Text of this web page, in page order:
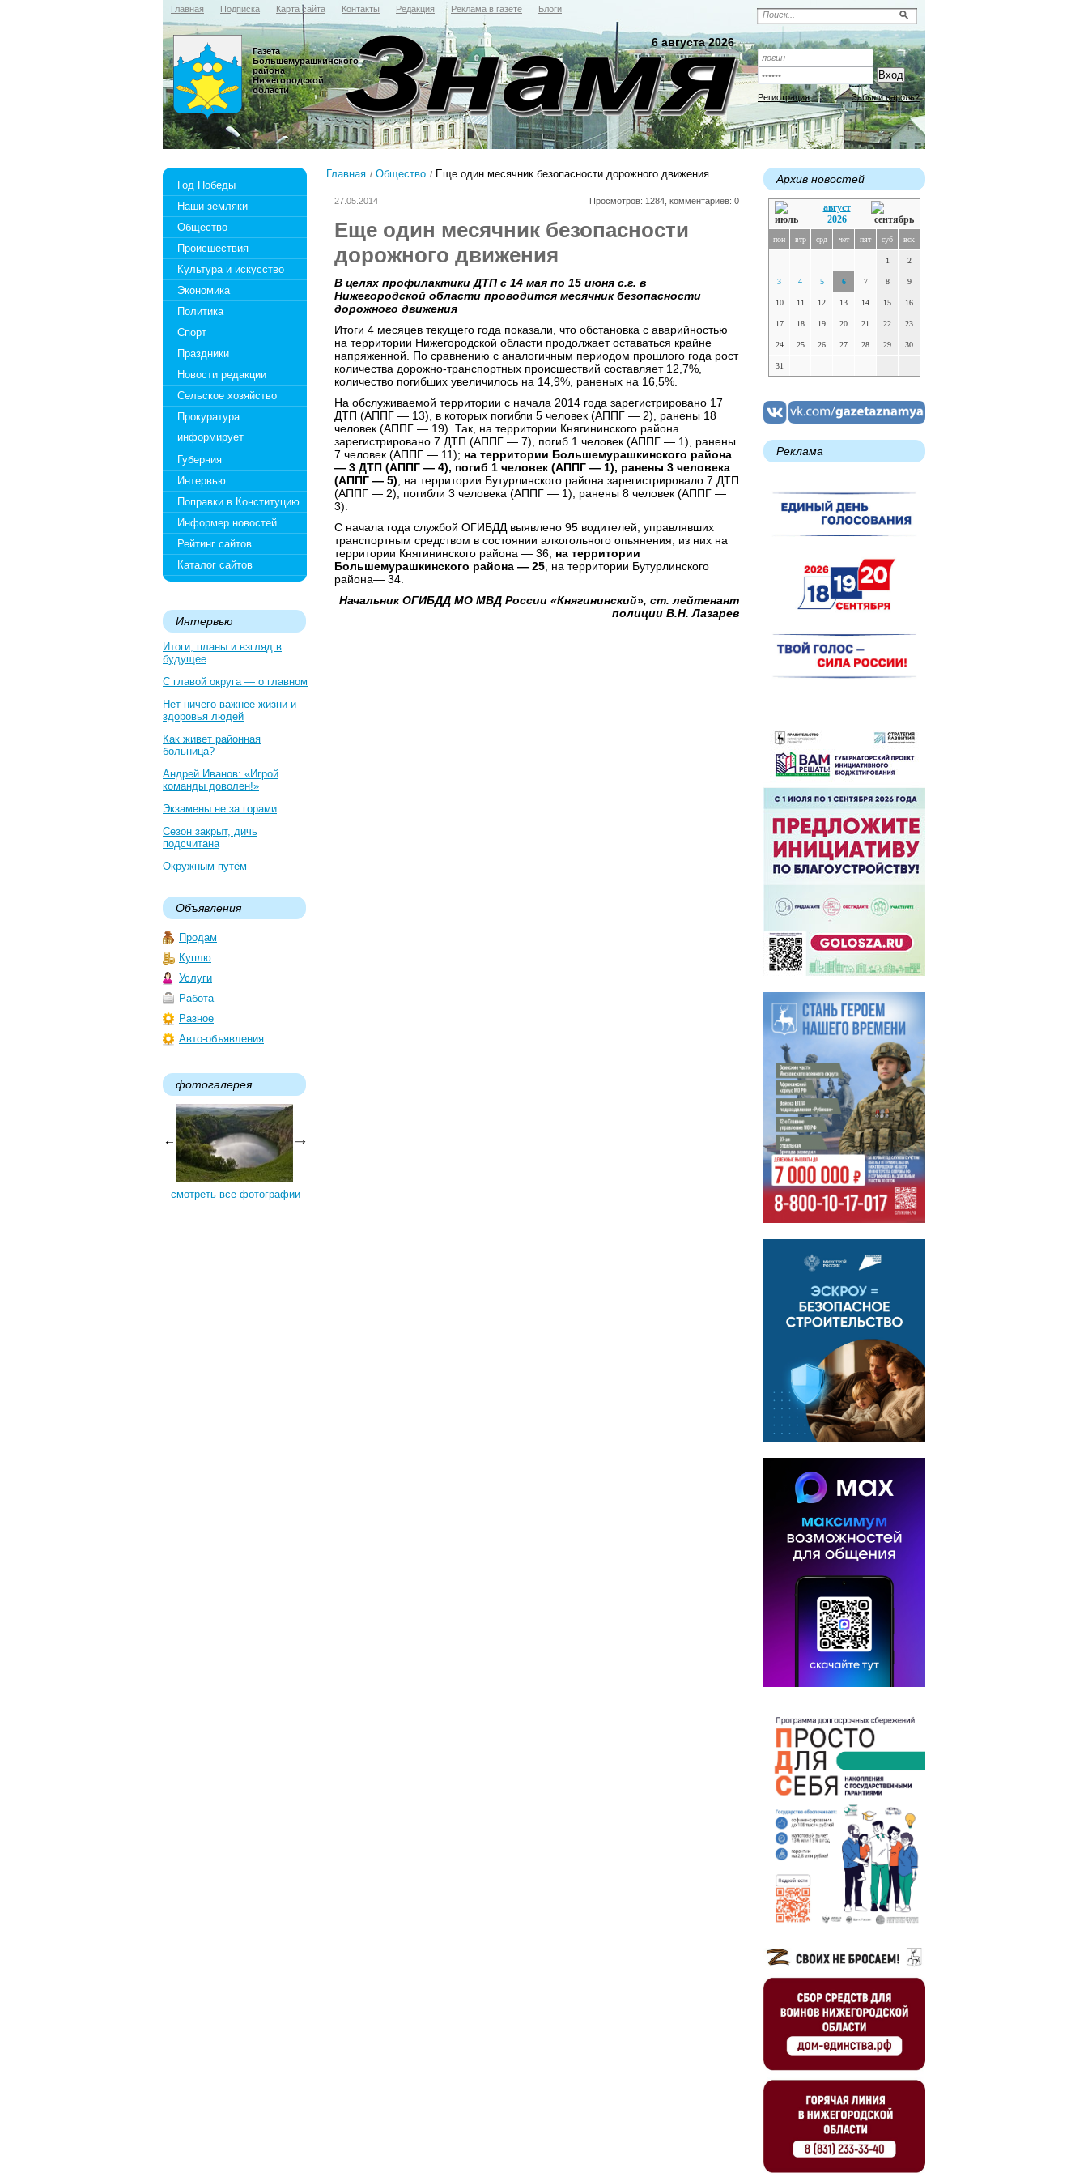
Главная Подписка Карта сайта Контакты Редакция Реклама в газете Блоги
Регистрация Забыли пароль?
6 августа 2026
Газета
Большемурашкинского
района
Нижегородской
области
Год Победы
Наши земляки
Общество
Происшествия
Культура и искусство
Экономика
Политика
Спорт
Праздники
Новости редакции
Сельское хозяйство
Прокуратура
информирует
Губерния
Интервью
Поправки в Конституцию
Информер новостей
Рейтинг сайтов
Каталог сайтов
Интервью
Итоги, планы и взгляд в
будущее
С главой округа — о главном
Нет ничего важнее жизни и
здоровья людей
Как живет районная
больница?
Андрей Иванов: «Игрой
команды доволен!»
Экзамены не за горами
Сезон закрыт, дичь
подсчитана
Окружным путём
Объявления
Продам
Куплю
Услуги
Работа
Разное
Авто-объявления
фотогалерея
смотреть все фотографии
Главная Общество Еще один месячник безопасности дорожного движения
27.05.2014 Просмотров: 1284, комментариев: 0
Еще один месячник безопасности
дорожного движения
В целях профилактики ДТП с 14 мая по 15 июня с.г. в
Нижегородской области проводится месячник безопасности
дорожного движения
Итоги 4 месяцев текущего года показали, что обстановка с аварийностью
на территории Нижегородской области продолжает оставаться крайне
напряженной. По сравнению с аналогичным периодом прошлого года рост
количества дорожно-транспортных происшествий составляет 12,7%,
количество погибших увеличилось на 14,9%, раненых на 16,5%.
На обслуживаемой территории с начала 2014 года зарегистрировано 17
ДТП (АППГ — 13), в которых погибли 5 человек (АППГ — 2), ранены 18
человек (АППГ — 19). Так, на территории Княгининского района
зарегистрировано 7 ДТП (АППГ — 7), погиб 1 человек (АППГ — 1), ранены
7 человек (АППГ — 11); на территории Большемурашкинского района
— 3 ДТП (АППГ — 4), погиб 1 человек (АППГ — 1), ранены 3 человека
(АППГ — 5); на территории Бутурлинского района зарегистрировало 7 ДТП
(АППГ — 2), погибли 3 человека (АППГ — 1), ранены 8 человек (АППГ —
3).
С начала года службой ОГИБДД выявлено 95 водителей, управлявших
транспортным средством в состоянии алкогольного опьянения, из них на
территории Княгининского района — 36, на территории
Большемурашкинского района — 25 , на территории Бутурлинского
района— 34.
Начальник ОГИБДД МО МВД России «Княгининский», ст. лейтенант
полиции В.Н. Лазарев
Архив новостей
август
2026
пон втр срд чет пят суб вск
1 2
3 4 5 6 7 8 9
10 11 12 13 14 15 16
17 18 19 20 21 22 23
24 25 26 27 28 29 30
31
Реклама